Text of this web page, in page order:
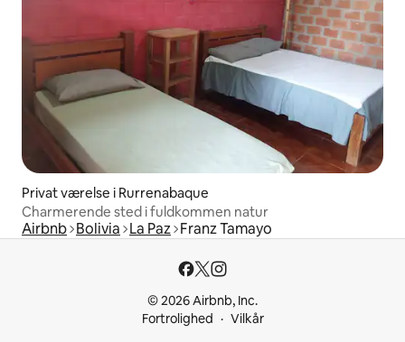
Privat værelse i Rurrenabaque
Charmerende sted i fuldkommen natur
Airbnb Bolivia La Paz Franz Tamayo
© 2026 Airbnb, Inc.
Fortrolighed
Vilkår